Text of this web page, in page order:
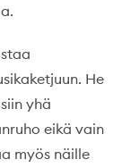
He
yhä
eikä vain
myös näille